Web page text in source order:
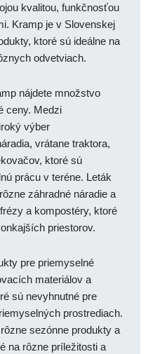
kvalitou, funkčnosťou
Kramp je v Slovenskej
ktoré sú ideálne na
odvetviach.
nájdete množstvo
ceny. Medzi
výber
vrátane traktora,
ktoré sú
prácu v teréne. Leták
záhradné náradie a
a kompostéry, ktoré
priestorov.
pre priemyselné
materiálov a
sú nevyhnutné pre
prostrediach.
sezónne produkty a
na rôzne príležitosti a